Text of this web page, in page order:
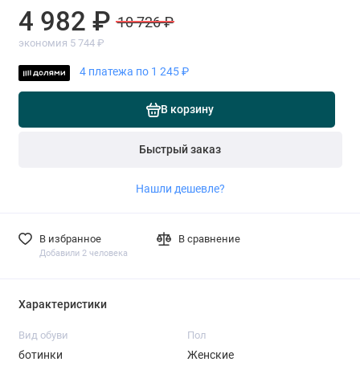
4 982 ₽ 10 726 ₽
экономия 5 744 ₽
4 платежа по 1 245 ₽
В корзину
Быстрый заказ
Нашли дешевле?
В избранное
Добавили 2 человека
В сравнение
Характеристики
Вид обуви
ботинки
Пол
Женские